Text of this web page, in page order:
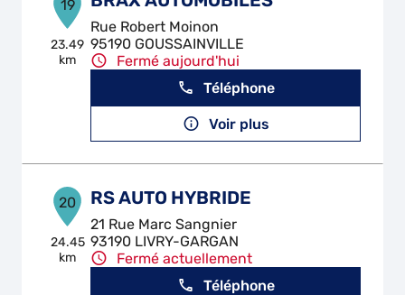
19
23.49
km
Rue Robert Moinon
95190 GOUSSAINVILLE
Fermé aujourd'hui
Téléphone
Voir plus
20
24.45
km
RS AUTO HYBRIDE
21 Rue Marc Sangnier
93190 LIVRY-GARGAN
Fermé actuellement
Téléphone